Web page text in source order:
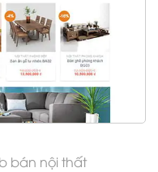
bán nội thất